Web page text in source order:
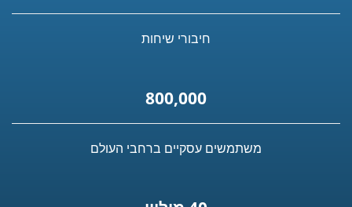
חיבורי שיחות
800,000
משתמשים עסקיים ברחבי העולם